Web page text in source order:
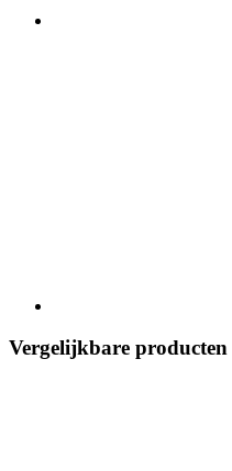
Vergelijkbare producten